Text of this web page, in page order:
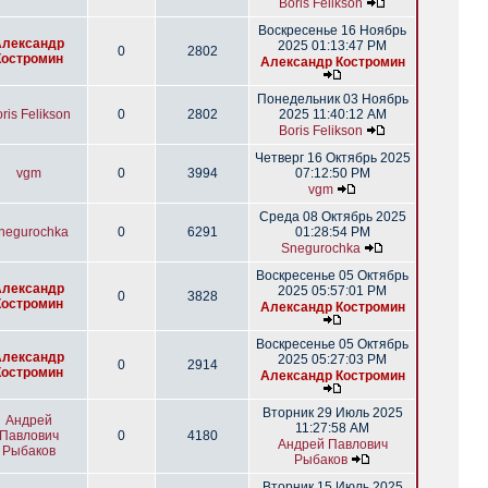
Boris Felikson
0 2802
Воскресенье 16 Ноябрь
2025 01:13:47 PM
Александр Костромин
Felikson 0 2802
Понедельник 03 Ноябрь
2025 11:40:12 AM
Boris Felikson
vgm 0 3994
Четверг 16 Октябрь 2025
07:12:50 PM
vgm
0 6291
Среда 08 Октябрь 2025
01:28:54 PM
Snegurochka
0 3828
Воскресенье 05 Октябрь
2025 05:57:01 PM
Александр Костромин
0 2914
Воскресенье 05 Октябрь
2025 05:27:03 PM
Александр Костромин
Андрей
Павлович
Рыбаков
0 4180
Вторник 29 Июль 2025
11:27:58 AM
Андрей Павлович
Рыбаков